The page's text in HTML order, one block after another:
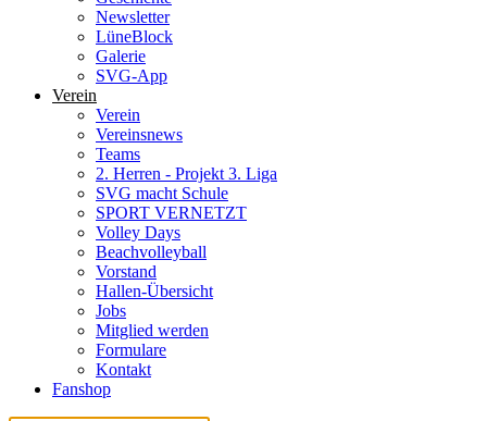
Newsletter
LüneBlock
Galerie
SVG-App
Verein
Verein
Vereinsnews
Teams
2. Herren - Projekt 3. Liga
SVG macht Schule
SPORT VERNETZT
Volley Days
Beachvolleyball
Vorstand
Hallen-Übersicht
Jobs
Mitglied werden
Formulare
Kontakt
Fanshop